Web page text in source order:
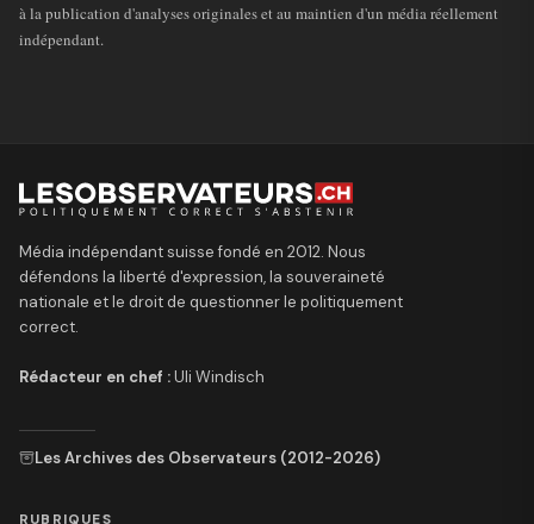
à la publication d'analyses originales et au maintien d'un média réellement
indépendant.
Média indépendant suisse fondé en 2012. Nous
défendons la liberté d'expression, la souveraineté
nationale et le droit de questionner le politiquement
correct.
Rédacteur en chef :Uli Windisch
Les Archives des Observateurs (2012-2026)
RUBRIQUES